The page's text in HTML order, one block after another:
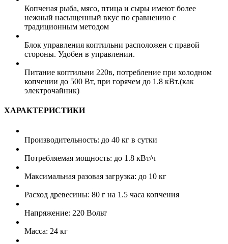
Копченая рыба, мясо, птица и сыры имеют более
нежный насыщенный вкус по сравнению с
традиционным методом
Блок управления коптильни расположен с правой
стороны. Удобен в управлении.
Питание коптильни 220в, потребление при холодном
копчении до 500 Вт, при горячем до 1.8 кВт.(как
электрочайник)
ХАРАКТЕРИСТИКИ
Производительность: до 40 кг в сутки
Потребляемая мощность: до 1.8 кВт/ч
Максимальная разовая загрузка: до 10 кг
Расход древесины: 80 г на 1.5 часа копчения
Напряжение: 220 Вольт
Масса: 24 кг